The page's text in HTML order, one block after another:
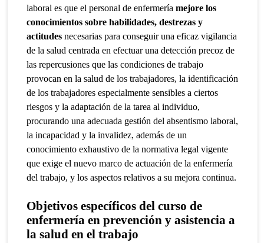
laboral es que el personal de enfermeríamejore los
conocimientos sobre habilidades, destrezas y
actitudesnecesarias para conseguir una eficaz vigilancia
de la salud centrada en efectuar una detección precoz de
las repercusiones que las condiciones de trabajo
provocan en la salud de los trabajadores, la identificación
de los trabajadores especialmente sensibles a ciertos
riesgos y la adaptación de la tarea al individuo,
procurando una adecuada gestión del absentismo laboral,
la incapacidad y la invalidez, además de un
conocimiento exhaustivo de la normativa legal vigente
que exige el nuevo marco de actuación de la enfermería
del trabajo, y los aspectos relativos a su mejora continua.
Objetivos específicosdel curso de
enfermería en prevención y asistencia a
la salud en el trabajo